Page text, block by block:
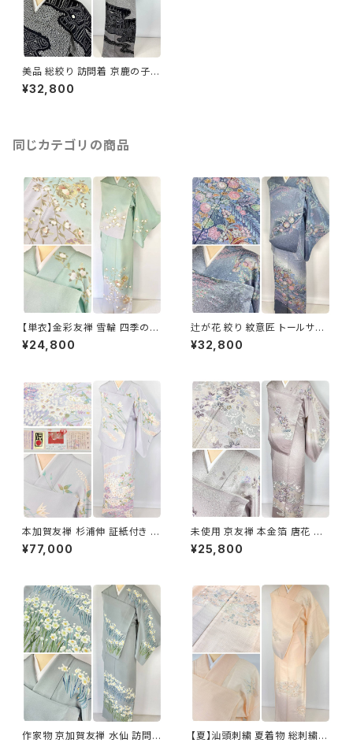
美品 総絞り 訪問着 京鹿の子絞
り 扇面 正絹 黒 白 グレー 834
¥32,800
同じカテゴリの商品
【単衣】金彩友禅 雪輪 四季の
花々 正絹 訪問着 黄緑 青緑 紫
1418
¥24,800
辻が花 絞り 紋意匠 トールサイ
ズ 金彩 訪問着 正絹 袷 青 ブル
ー 紫 1273
¥32,800
本加賀友禅 杉浦伸 証紙付き 訪
問着 花柄 正絹 紫 白 パステル
白菫色 1080
¥77,000
未使用 京友禅 本金箔 唐花 訪
問着 袷 正絹 紫 グレー 白 1165
¥25,800
作家物 京加賀友禅 水仙 訪問着
【夏】汕頭刺繍 夏着物 総刺繍